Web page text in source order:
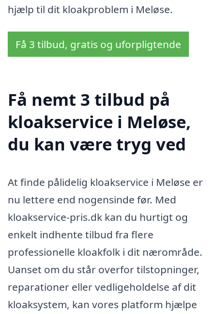
hjælp til dit kloakproblem i Meløse.
Få 3 tilbud, gratis og uforpligtende
Få nemt 3 tilbud på
kloakservice i Meløse,
du kan være tryg ved
At finde pålidelig kloakservice i Meløse er
nu lettere end nogensinde før. Med
kloakservice-pris.dk kan du hurtigt og
enkelt indhente tilbud fra flere
professionelle kloakfolk i dit nærområde.
Uanset om du står overfor tilstopninger,
reparationer eller vedligeholdelse af dit
kloaksystem, kan vores platform hjælpe